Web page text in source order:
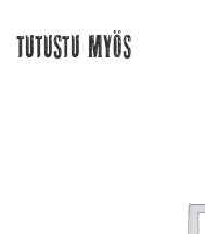
Tutustu myös